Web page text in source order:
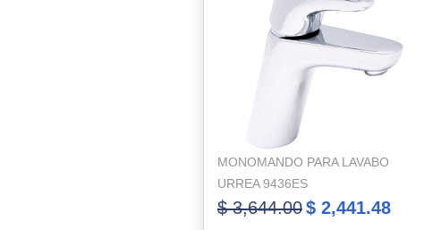
MONOMANDO PARA LAVABO
URREA 9436ES
$ 3,644.00$ 2,441.48